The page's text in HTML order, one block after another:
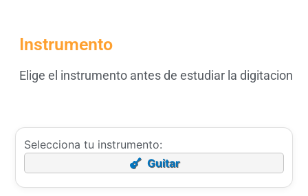
Instrumento
Elige el instrumento antes de estudiar la digitacion
Selecciona tu instrumento:
Guitar